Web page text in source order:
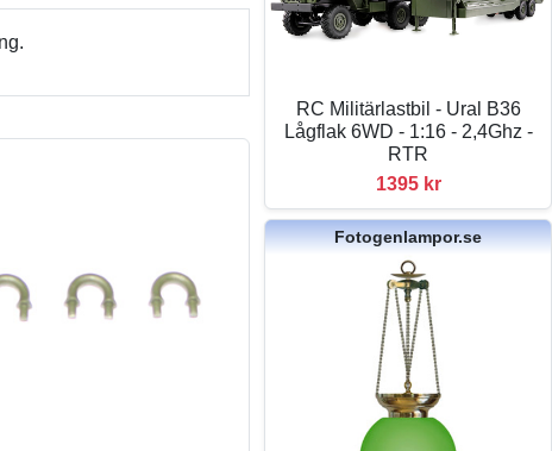
RC Militärlastbil - Ural B36
Lågflak 6WD - 1:16 - 2,4Ghz -
RTR
1395 kr
Fotogenlampor.se